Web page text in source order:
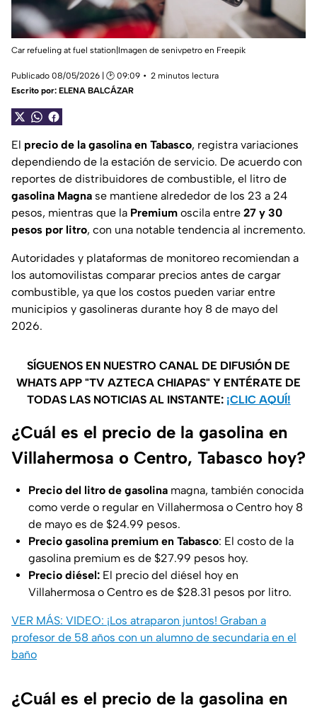
Car refueling at fuel station| Imagen de senivpetro en Freepik
Publicado 08/05/2026 | 🕑 09:09
2 minutos lectura
Escrito por: ELENA BALCÁZAR
El precio de la gasolina en Tabasco, registra variaciones
dependiendo de la estación de servicio. De acuerdo con
reportes de distribuidores de combustible, el litro de
gasolina Magna se mantiene alrededor de los 23 a 24
pesos, mientras que la Premium oscila entre 27 y 30
pesos por litro, con una notable tendencia al incremento.
Autoridades y plataformas de monitoreo recomiendan a
los automovilistas comparar precios antes de cargar
combustible, ya que los costos pueden variar entre
municipios y gasolineras durante hoy 8 de mayo del
2026.
SÍGUENOS EN NUESTRO CANAL DE DIFUSIÓN DE
WHATS APP "TV AZTECA CHIAPAS" Y ENTÉRATE DE
TODAS LAS NOTICIAS AL INSTANTE: ¡CLIC AQUÍ!
¿Cuál es el precio de la gasolina en
Villahermosa o Centro, Tabasco hoy?
Precio del litro de gasolina magna, también conocida
como verde o regular en Villahermosa o Centro hoy 8
de mayo es de $24.99 pesos.
Precio gasolina premium en Tabasco: El costo de la
gasolina premium es de $27.99 pesos hoy.
Precio diésel: El precio del diésel hoy en
Villahermosa o Centro es de $28.31 pesos por litro.
VER MÁS: VIDEO: ¡Los atraparon juntos! Graban a
profesor de 58 años con un alumno de secundaria en el
baño
¿Cuál es el precio de la gasolina en